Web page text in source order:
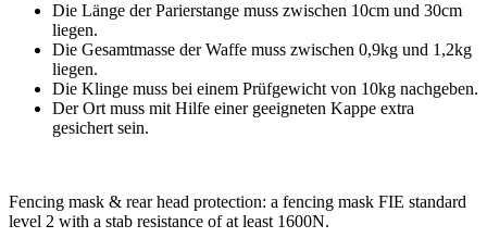
Die Länge der Parierstange muss zwischen 10cm und 30cm
liegen.
Die Gesamtmasse der Waffe muss zwischen 0,9kg und 1,2kg
liegen.
Die Klinge muss bei einem Prüfgewicht von 10kg nachgeben.
Der Ort muss mit Hilfe einer geeigneten Kappe extra
gesichert sein.
Fencing mask & rear head protection: a fencing mask FIE standard
level 2 with a stab resistance of at least 1600N.